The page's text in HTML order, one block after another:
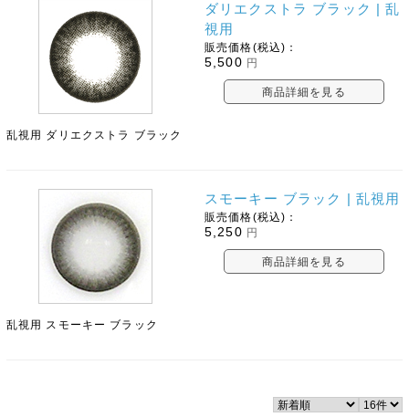
ダリエクストラ ブラック | 乱
視用
販売価格(税込)：
5,500 円
商品詳細を見る
乱視用 ダリエクストラ ブラック
スモーキー ブラック | 乱視用
販売価格(税込)：
5,250 円
商品詳細を見る
乱視用 スモーキー ブラック